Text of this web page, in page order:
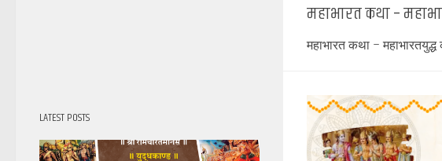
महाभारत कथा –
महाभारत कथा – महाभारतयुद्ध
LATEST POSTS